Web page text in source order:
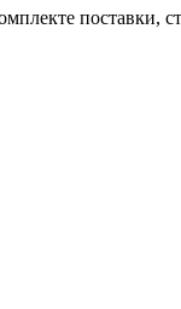
поставки,